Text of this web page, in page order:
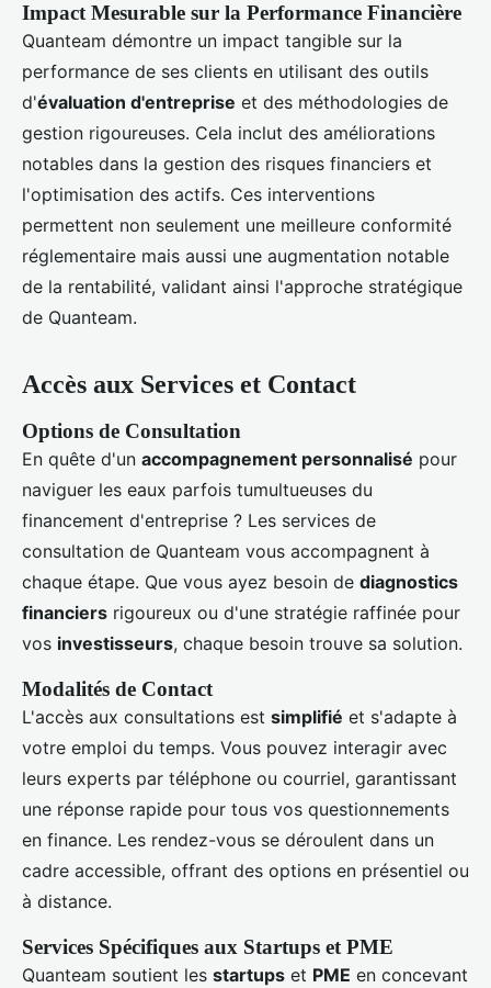
Impact Mesurable sur la Performance Financière
Quanteam démontre un impact tangible sur la
performance de ses clients en utilisant des outils
d'évaluation d'entreprise et des méthodologies de
gestion rigoureuses. Cela inclut des améliorations
notables dans la gestion des risques financiers et
l'optimisation des actifs. Ces interventions
permettent non seulement une meilleure conformité
réglementaire mais aussi une augmentation notable
de la rentabilité, validant ainsi l'approche stratégique
de Quanteam.
Accès aux Services et Contact
Options de Consultation
En quête d'un accompagnement personnalisé pour
naviguer les eaux parfois tumultueuses du
financement d'entreprise ? Les services de
consultation de Quanteam vous accompagnent à
chaque étape. Que vous ayez besoin de diagnostics
financiers rigoureux ou d'une stratégie raffinée pour
vos investisseurs, chaque besoin trouve sa solution.
Modalités de Contact
L'accès aux consultations est simplifié et s'adapte à
votre emploi du temps. Vous pouvez interagir avec
leurs experts par téléphone ou courriel, garantissant
une réponse rapide pour tous vos questionnements
en finance. Les rendez-vous se déroulent dans un
cadre accessible, offrant des options en présentiel ou
à distance.
Services Spécifiques aux Startups et PME
Quanteam soutient les startups et PME en concevant